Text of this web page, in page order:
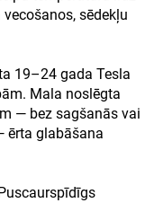
sēdekļu
19–24 gada Tesla
Mala noslēgta
— bez sagšanās vai
ērta glabāšana